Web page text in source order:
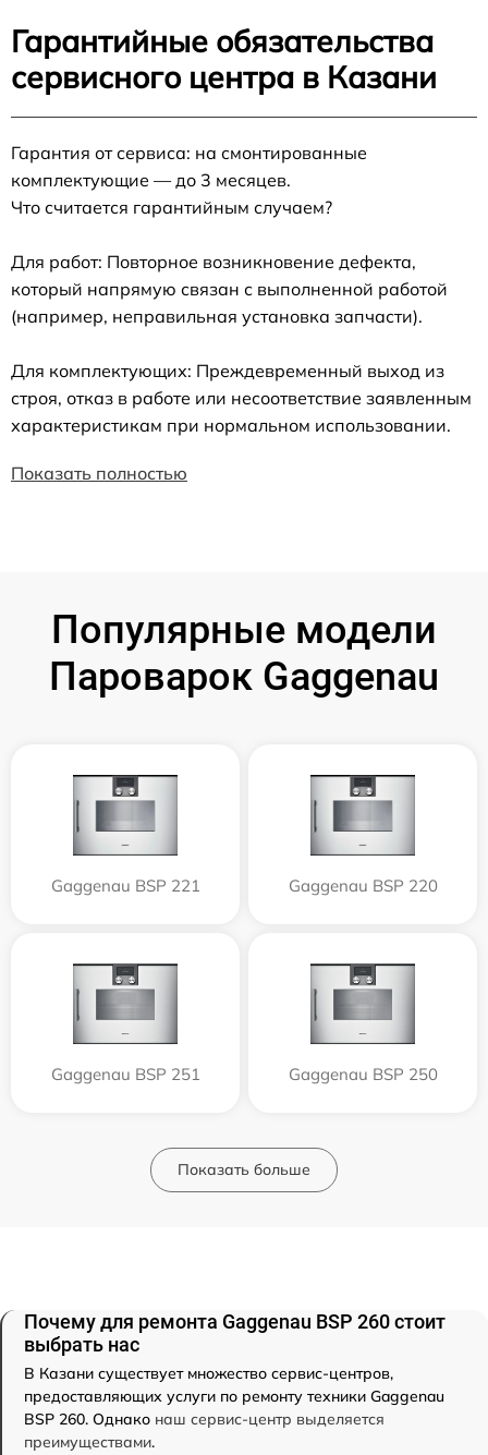
Гарантийные обязательства
сервисного центра в Казани
Гарантия от сервиса: на смонтированные
комплектующие — до 3 месяцев.
Что считается гарантийным случаем?
Для работ: Повторное возникновение дефекта,
который напрямую связан с выполненной работой
(например, неправильная установка запчасти).
Для комплектующих: Преждевременный выход из
строя, отказ в работе или несоответствие заявленным
характеристикам при нормальном использовании.
Показать полностью
Популярные модели
Пароварок Gaggenau
Gaggenau BSP 221 Gaggenau BSP 220
Gaggenau BSP 251 Gaggenau BSP 250
Показать больше
Почему для ремонта Gaggenau BSP 260 стоит
выбрать нас
В Казани существует множество сервис-центров,
предоставляющих услуги по ремонту техники Gaggenau
BSP 260. Однако наш сервис-центр выделяется
преимуществами.